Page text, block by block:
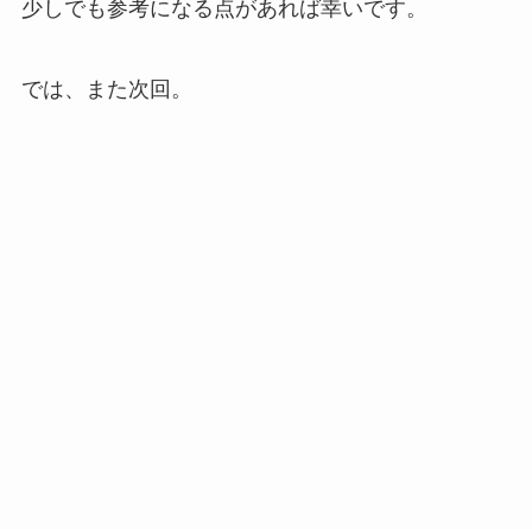
少しでも参考になる点があれば幸いです。
では、また次回。